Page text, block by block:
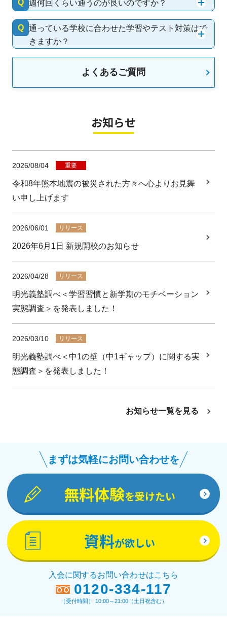
Q 週何回くらい通うのが良いのですか？
Q 通っている学校に合わせた学習やテスト対策はで
きますか？
よくあるご質問
お知らせ
2026/08/04 重要
令和8年熊本地震の被災された方々へ心よりお見舞
い申し上げます
2026/06/01 リリース
2026年6月1日 新規開校のお知らせ
2026/04/28 リリース
明光義塾調べ＜学習習慣と新学期のモチベーション
実態調査＞を発表しました！
2026/03/10 リリース
明光義塾調べ＜中1の壁（中1ギャップ）に関する実
態調査＞を発表しました！
お知らせ一覧を見る
まずは気軽にお問い合わせを
無料体験を受けたい
資料が欲しい
入会に関するお問い合わせはこちら
0120-334-117
［受付時間］ 10:00～21:00（土日祝含む）